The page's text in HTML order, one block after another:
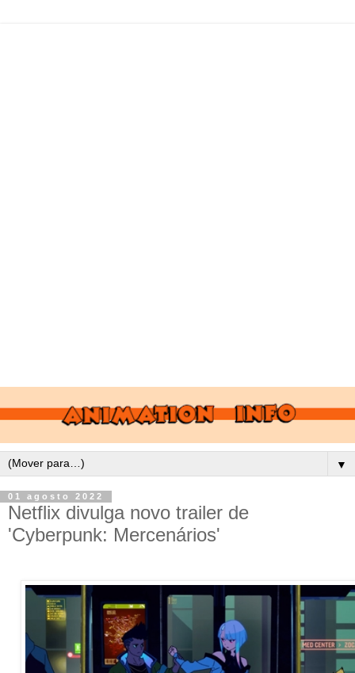
▼
01 agosto 2022
Netflix divulga novo trailer de
'Cyberpunk: Mercenários'